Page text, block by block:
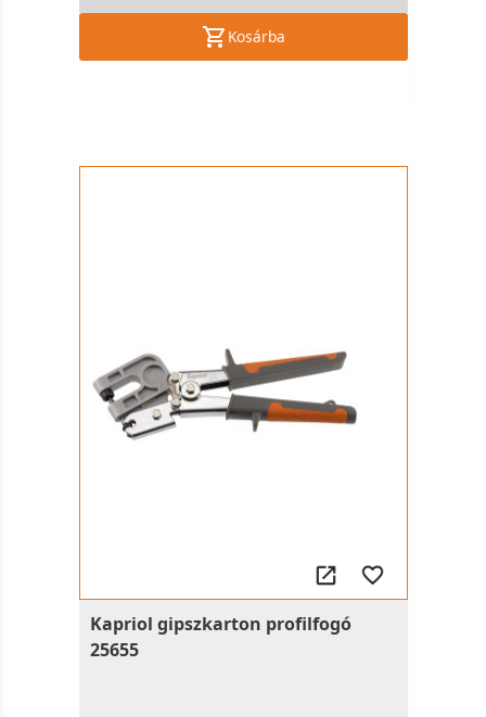
Kosárba
Kapriol gipszkarton profilfogó
25655